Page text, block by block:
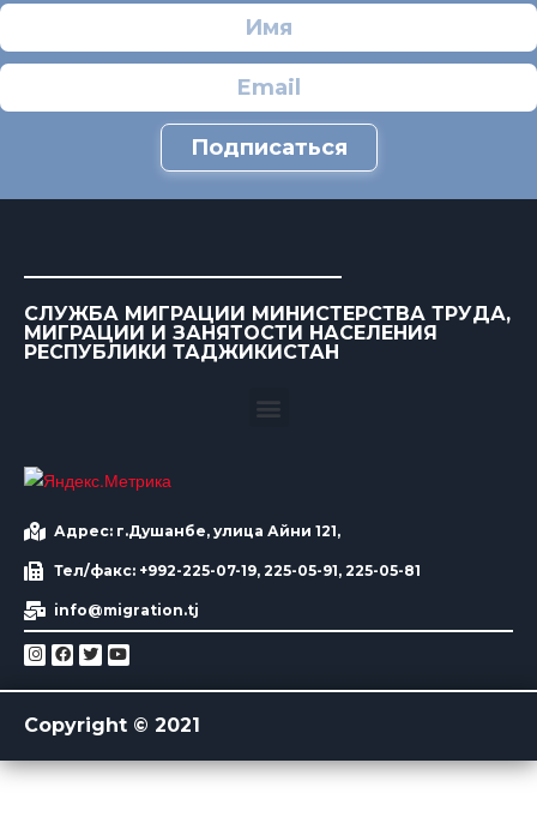
Подписаться
СЛУЖБА МИГРАЦИИ МИНИСТЕРСТВА ТРУДА,
МИГРАЦИИ И ЗАНЯТОСТИ НАСЕЛЕНИЯ
РЕСПУБЛИКИ ТАДЖИКИСТАН
Адрес: г.Душанбе, улица Айни 121,
Тел/факс: +992-225-07-19, 225-05-91, 225-05-81
info@migration.tj
Copyright © 2021